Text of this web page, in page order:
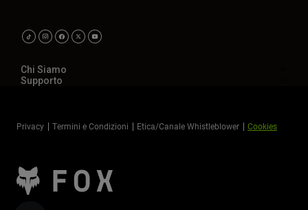
Chi Siamo
Supporto
Privacy Termini e Condizioni Etica/Canale Whistleblower Cookies